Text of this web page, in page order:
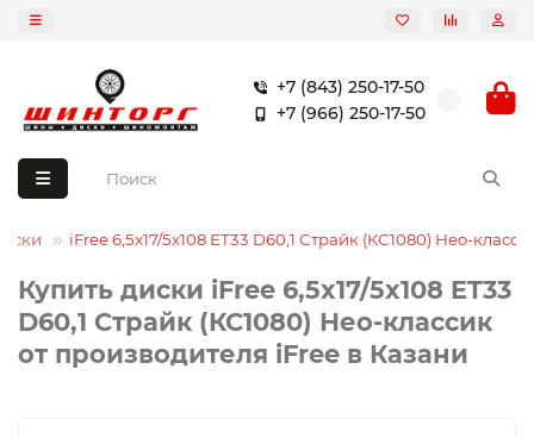
+7 (843) 250-17-50
+7 (966) 250-17-50
iFree 6,5x17/5x108 ET33 D60,1 Страйк (КС1080) Нео-
Купить диски iFree 6,5x17/5x108 ET33
D60,1 Страйк (КС1080) Нео-классик
от производителя iFree в Казани